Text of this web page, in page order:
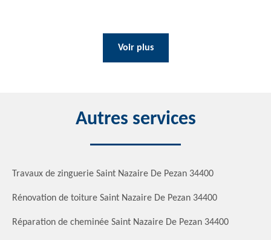
Voir plus
Autres services
Travaux de zinguerie Saint Nazaire De Pezan 34400
Rénovation de toiture Saint Nazaire De Pezan 34400
Réparation de cheminée Saint Nazaire De Pezan 34400